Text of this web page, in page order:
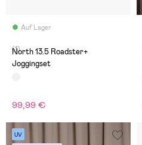
Auf Lager
(1)
North 13.5 Roadster+
Joggingset
99,99 €
UV